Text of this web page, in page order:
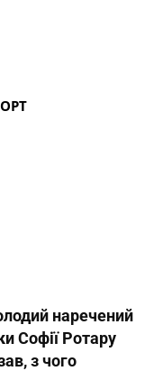
наречений
Софії Ротару
з чого